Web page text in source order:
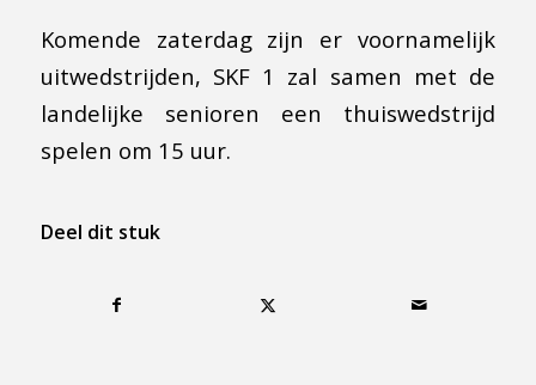
Komende zaterdag zijn er voornamelijk
uitwedstrijden, SKF 1 zal samen met de
landelijke senioren een thuiswedstrijd
spelen om 15 uur.
Deel dit stuk